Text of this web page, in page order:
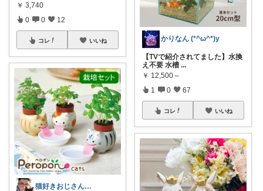
￥ 3,740
0 0 12
コレ いいね
猫好きおじさんのインテリア雑貨
かりなん (*^ω^*)y
【TVで紹介されてました】水換
え不要 水槽 ...
￥ 12,500～
1 0 67
コレ いいね